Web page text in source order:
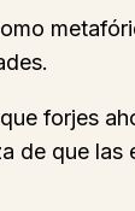
forjes
de que las